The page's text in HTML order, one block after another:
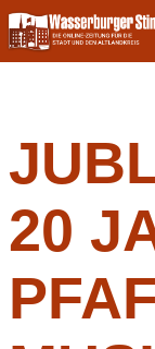
Skip
to
content
20